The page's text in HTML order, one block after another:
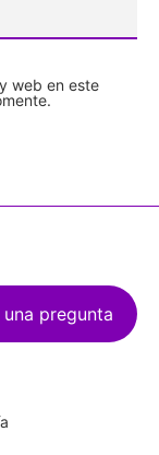
web en este
una pregunta